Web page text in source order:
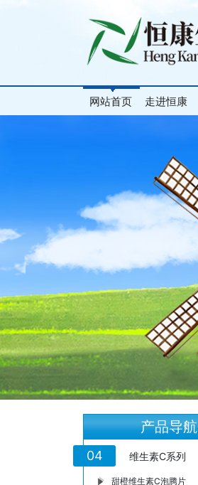
网站首页 走进恒康
产品导航
04 维生素C系列
甜橙维生素C泡腾片